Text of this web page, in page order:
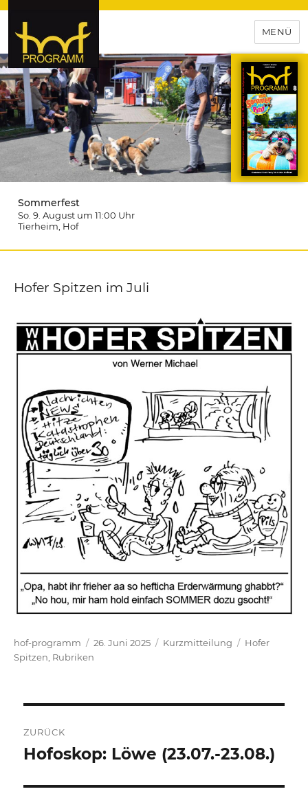
hof-programm – das
Veranstaltungsportal für
Hochfranken
MENÜ
Sommerfest
So. 9. August um 11:00 Uhr
Tierheim , Hof
Hofer Spitzen im Juli
Autor
hof-programm
Veröffentlicht
am
26. Juni 2025 Format
Kurzmitteilung Kategorien
Hofer
Spitzen Rubriken
Navigation
ZURÜCK
Vorheriger
Hofoskop: Löwe (23.07.-23.08.)